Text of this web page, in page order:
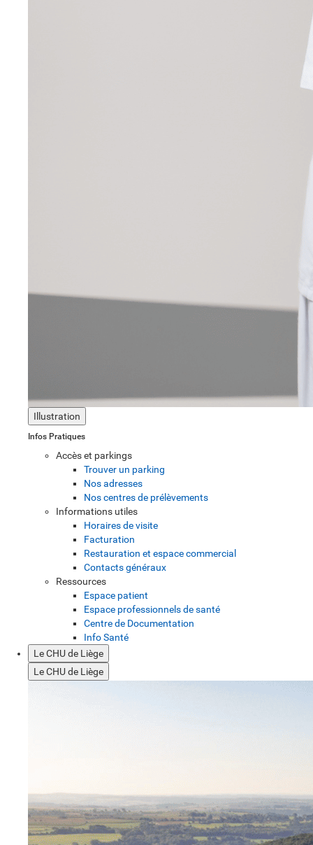
Illustration
Infos Pratiques
Accès et parkings
Trouver un parking
Nos adresses
Nos centres de prélèvements
Informations utiles
Horaires de visite
Facturation
Restauration et espace commercial
Contacts généraux
Ressources
Espace patient
Espace professionnels de santé
Centre de Documentation
Info Santé
Le CHU de Liège
Le CHU de Liège